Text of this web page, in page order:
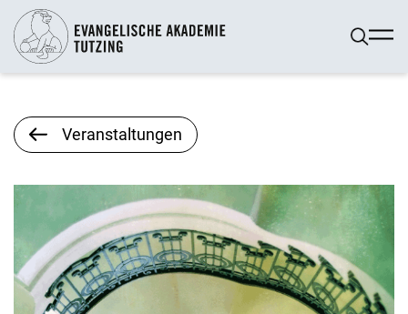
Veranstaltungen